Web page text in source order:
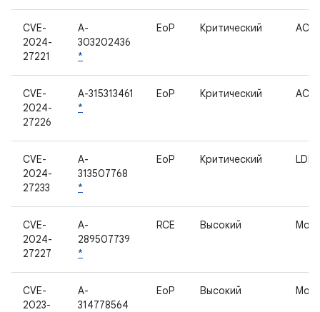
CVE-
2024-
27221
A-
303202436
*
EoP Критический
CVE-
2024-
27226
A-315313461
*
EoP Критический
CVE-
2024-
27233
A-
313507768
*
EoP Критический
CVE-
2024-
27227
A-
289507739
*
RCE Высокий
CVE-
2023-
A-
314778564
EoP Высокий